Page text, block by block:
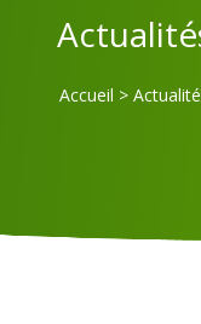
Accueil >